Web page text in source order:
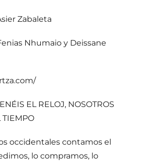
Zabaleta
Nhumaio y Deissane
EL RELOJ, NOSOTROS
TIEMPO
occidentales contamos el
lo compramos, lo